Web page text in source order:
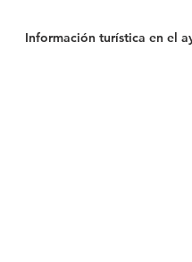
Información turística en el